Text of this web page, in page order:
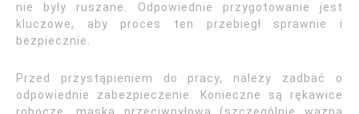
nie były ruszane. Odpowiednie przygotowanie jest
kluczowe, aby proces ten przebiegł sprawnie i
bezpiecznie.
Przed przystąpieniem do pracy, należy zadbać o
odpowiednie zabezpieczenie. Konieczne są rękawice